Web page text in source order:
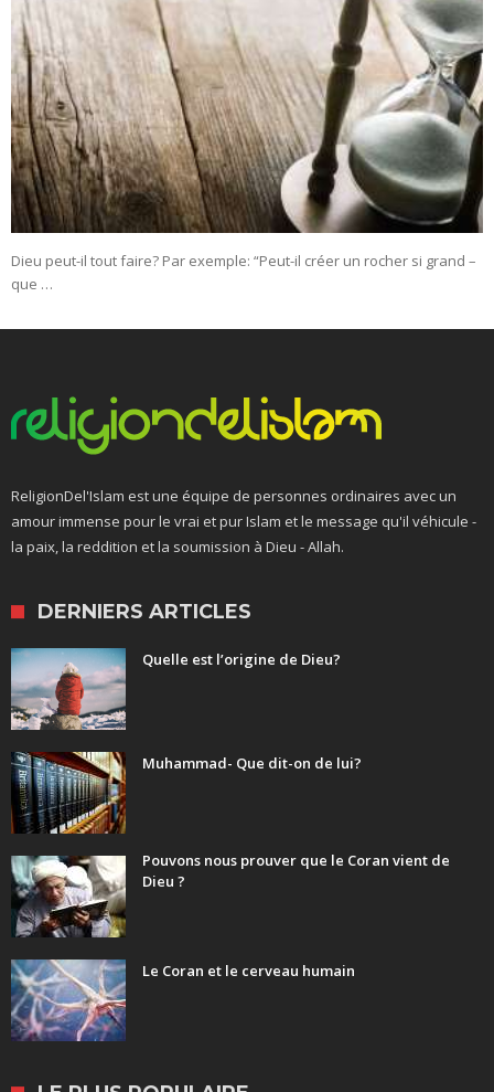
Dieu peut-il tout faire? Par exemple: “Peut-il créer un rocher si grand –
que …
ReligionDel'Islam est une équipe de personnes ordinaires avec un
amour immense pour le vrai et pur Islam et le message qu'il véhicule -
la paix, la reddition et la soumission à Dieu - Allah.
DERNIERS ARTICLES
Quelle est l’origine de Dieu?
Muhammad- Que dit-on de lui?
Pouvons nous prouver que le Coran vient de
Dieu ?
Le Coran et le cerveau humain